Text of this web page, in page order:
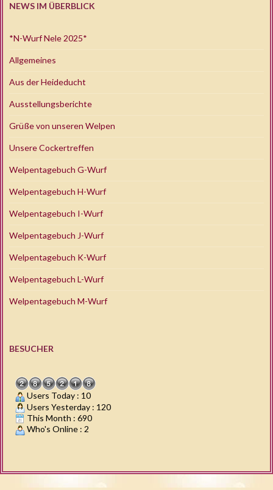
NEWS IM ÜBERBLICK
*N-Wurf Nele 2025*
Allgemeines
Aus der Heideducht
Ausstellungsberichte
Grüße von unseren Welpen
Unsere Cockertreffen
Welpentagebuch G-Wurf
Welpentagebuch H-Wurf
Welpentagebuch I-Wurf
Welpentagebuch J-Wurf
Welpentagebuch K-Wurf
Welpentagebuch L-Wurf
Welpentagebuch M-Wurf
BESUCHER
Users Today : 10
Users Yesterday : 120
This Month : 690
Who's Online : 2